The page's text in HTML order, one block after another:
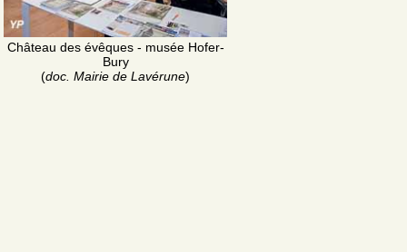
Château des évêques - musée Hofer-
Bury
(doc. Mairie de Lavérune)